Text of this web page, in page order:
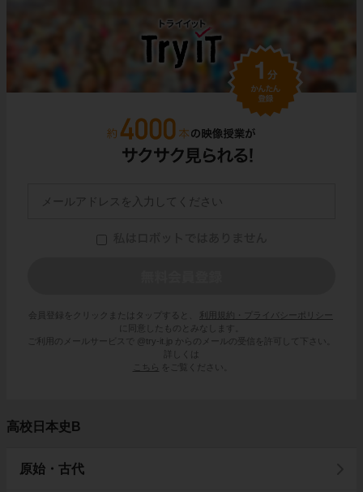
会員登録をクリックまたはタップすると、
利用規約・プライバシーポリシー
に同意したものとみなします。
ご利用のメールサービスで @try-it.jp からのメールの受信を許可して下さい。
詳しくは
こちら
をご覧ください。
高校日本史B
原始・古代